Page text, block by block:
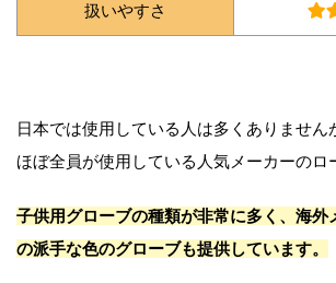
扱いやすさ
日本では使用している人は多くありません
ほぼ全員が使用している人気メーカーのロ
子供用グローブの種類が非常に多く、海外
の派手な色のグローブも提供しています。